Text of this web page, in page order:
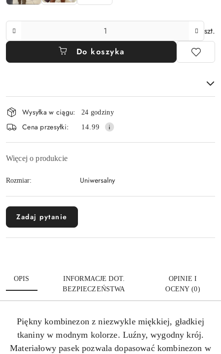
szt.
Do koszyka
i
dostawa
Wysyłka w ciągu: 24 godziny
Cena przesyłki: 14.99
Więcej o produkcie
Rozmiar: Uniwersalny
Zadaj pytanie
OPIS
INFORMACJE DOT.
BEZPIECZEŃSTWA
OPINIE I
OCENY (0)
Piękny kombinezon z niezwykle miękkiej, gładkiej
tkaniny w modnym kolorze. Luźny, wygodny krój.
Materiałowy pasek pozwala dopasować kombinezon w